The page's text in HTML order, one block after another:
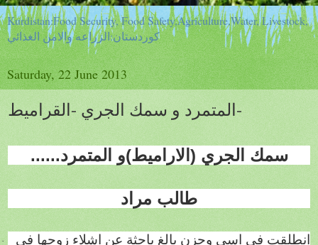
Kurdistan:Food Security, Food Safety,Agriculture,Water, Livestock,
كوردستان:الزراعه والامن الغذائي
Saturday, 22 June 2013
المتمرد و سمك الجري -القراميط-
المتمرد...... وسمك الجري (الاراميط)
طالب مراد
·
انطلقت في اسي وحزن بالغ باحثة عن اشلاء زوجها في